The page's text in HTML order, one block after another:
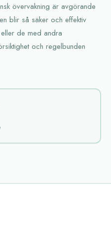
övervakning är avgörande
blir så säker och effektiv
de med andra
och regelbunden